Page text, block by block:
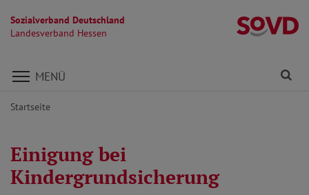
Sozialverband Deutschland
Landesverband Hessen
Direkt zu den Inhalten springen
MENÜ
Startseite
Einigung bei
Kindergrundsicherung